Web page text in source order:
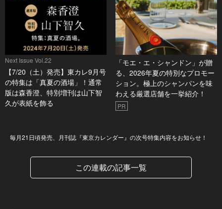
Next Issue Vol.22
【7/20（土）発売】東カレ9月号
の特集は「真夏の酒場」！通常
版は森香澄、特別増刊は山下智
久が表紙を飾る
「モエ・エ・シャンドン」が贈
る、2026年夏の特別なプロモー
ション。極上のシャンパンを味
わえる厳選店舗を一挙紹介！
PR
毎月21日頃発売、月刊誌『東京カレンダー』の次号特集内容をお知らせ！
この連載の記事一覧